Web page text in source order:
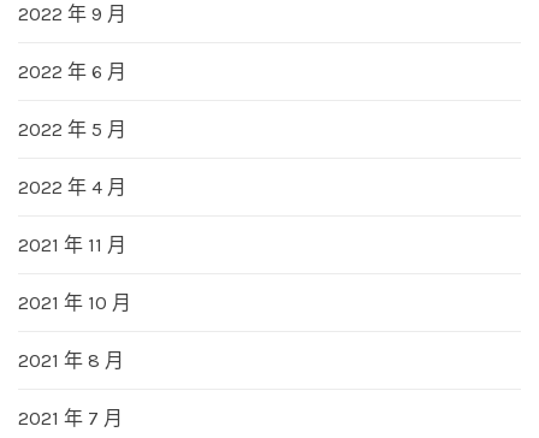
2022 年 9 月
2022 年 6 月
2022 年 5 月
2022 年 4 月
2021 年 11 月
2021 年 10 月
2021 年 8 月
2021 年 7 月